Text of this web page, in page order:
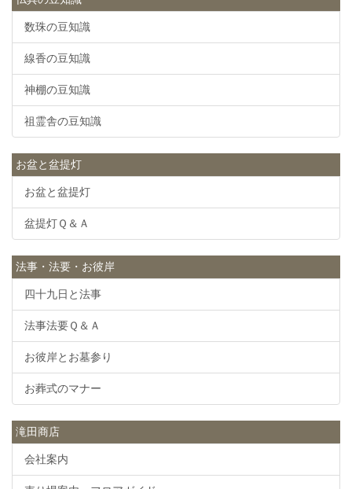
数珠の豆知識
線香の豆知識
神棚の豆知識
祖霊舎の豆知識
お盆と盆提灯
お盆と盆提灯
盆提灯Ｑ＆Ａ
法事・法要・お彼岸
四十九日と法事
法事法要Ｑ＆Ａ
お彼岸とお墓参り
お葬式のマナー
滝田商店
会社案内